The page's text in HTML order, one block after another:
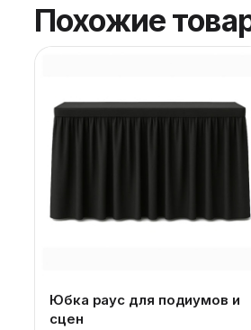
Похожие
Юбка раус для подиумов и
сцен